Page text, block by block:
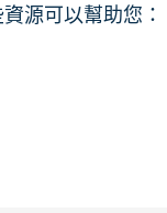
源可以幫助您：